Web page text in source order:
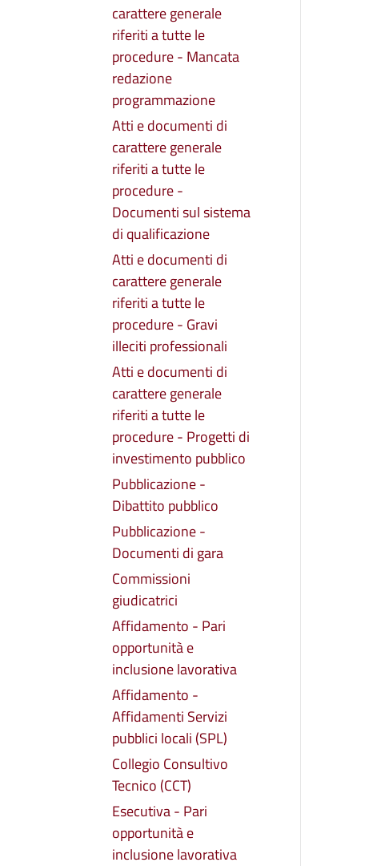
carattere generale
riferiti a tutte le
procedure - Mancata
redazione
programmazione
Atti e documenti di
carattere generale
riferiti a tutte le
procedure -
Documenti sul sistema
di qualificazione
Atti e documenti di
carattere generale
riferiti a tutte le
procedure - Gravi
illeciti professionali
Atti e documenti di
carattere generale
riferiti a tutte le
procedure - Progetti di
investimento pubblico
Pubblicazione -
Dibattito pubblico
Pubblicazione -
Documenti di gara
Commissioni
giudicatrici
Affidamento - Pari
opportunità e
inclusione lavorativa
Affidamento -
Affidamenti Servizi
pubblici locali (SPL)
Collegio Consultivo
Tecnico (CCT)
Esecutiva - Pari
opportunità e
inclusione lavorativa